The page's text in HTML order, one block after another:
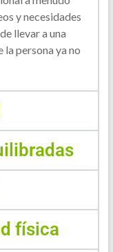
y necesidades
llevar a una
persona ya no
física